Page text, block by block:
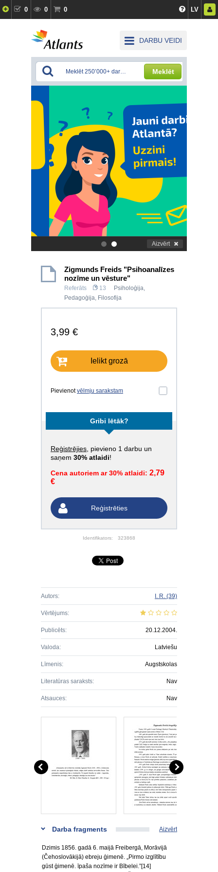
0 0 0 LV
DARBU VEIDI
Meklēt
. Aizvērt
Zigmunds Freids "Psihoanalīzes
nozīme un vēsture"
Referāts 13 Psiholoģija,
Pedagoģija, Filosofija
3,99 €
Ielikt grozā
Pievienotvēlmju sarakstam
Gribi lētāk?
Reģistrējies , pievieno 1 darbu un
saņem 30% atlaidi!
Cena autoriem ar 30% atlaidi: 2,79
€
Reģistrēties
Identifikators: 323868
Autors: I. R. (39)
Vērtējums:
Publicēts: 20.12.2004.
Valoda: Latviešu
Līmenis: Augstskolas
Literatūras saraksts: Nav
Atsauces: Nav
Darba fragments Aizvērt
Dzimis 1856. gadā 6. maijā Freibergā, Morāvijā
(Čehoslovākijā) ebreju ģimenē. „Pirmo izglītību
gūst ģimenē. īpaša nozīme ir Bībelei.”[14]